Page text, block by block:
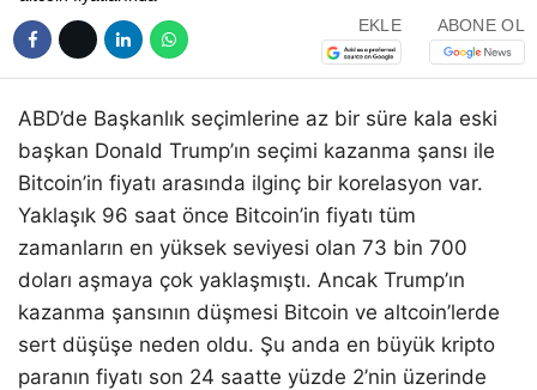
EKLE ABONE OL
ABD’de Başkanlık seçimlerine az bir süre kala eski
başkan Donald Trump’ın seçimi kazanma şansı ile
Bitcoin’in fiyatı arasında ilginç bir korelasyon var.
Yaklaşık 96 saat önce Bitcoin’in fiyatı tüm
zamanların en yüksek seviyesi olan 73 bin 700
doları aşmaya çok yaklaşmıştı. Ancak Trump’ın
kazanma şansının düşmesi Bitcoin ve altcoin’lerde
sert düşüşe neden oldu. Şu anda en büyük kripto
paranın fiyatı son 24 saatte yüzde 2’nin üzerinde